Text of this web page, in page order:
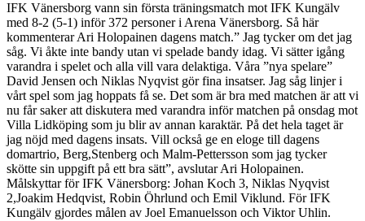
IFK Vänersborg vann sin första träningsmatch mot IFK Kungälv
med 8-2 (5-1) inför 372 personer i Arena Vänersborg. Så här
kommenterar Ari Holopainen dagens match.” Jag tycker om det jag
såg. Vi åkte inte bandy utan vi spelade bandy idag. Vi sätter igång
varandra i spelet och alla vill vara delaktiga. Våra ”nya spelare”
David Jensen och Niklas Nyqvist gör fina insatser. Jag såg linjer i
vårt spel som jag hoppats få se. Det som är bra med matchen är att vi
nu får saker att diskutera med varandra inför matchen på onsdag mot
Villa Lidköping som ju blir av annan karaktär. På det hela taget är
jag nöjd med dagens insats. Vill också ge en eloge till dagens
domartrio, Berg,Stenberg och Malm-Pettersson som jag tycker
skötte sin uppgift på ett bra sätt”, avslutar Ari Holopainen.
Målskyttar för IFK Vänersborg: Johan Koch 3, Niklas Nyqvist
2,Joakim Hedqvist, Robin Öhrlund och Emil Viklund. För IFK
Kungälv gjordes målen av Joel Emanuelsson och Viktor Uhlin.